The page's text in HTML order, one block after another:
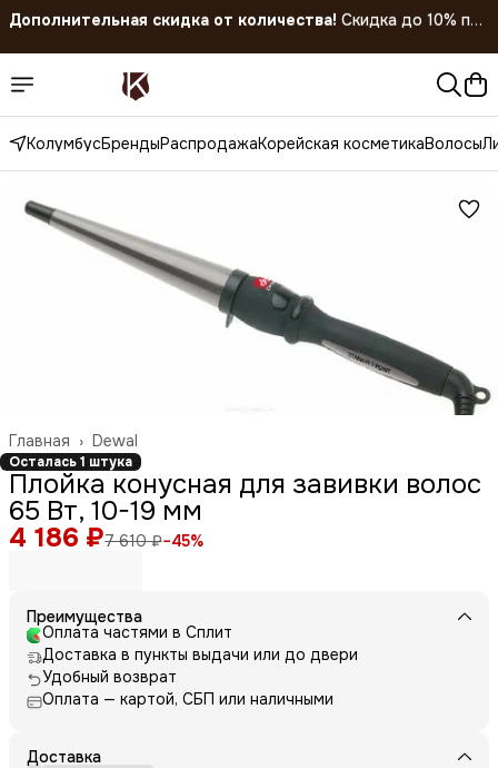
КолумбусБрендыРаспродажаКорейская косметикаВолосы
Dewal
Главная ›
Осталась 1 штука
Плойка конусная для завивки волос
65 Вт, 10-19 мм
4 186 ₽7 610 ₽−45%
Преимущества
Оплата частями в Сплит
Доставка в пункты выдачи или до двери
Удобный возврат
Оплата — картой, СБП или наличными
Доставка